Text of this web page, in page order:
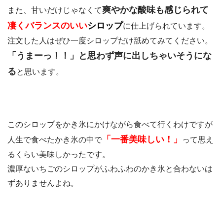
また、甘いだけじゃなくて爽やかな酸味も感じられて
凄くバランスのいいシロップに仕上げられています。
注文した人はぜひ一度シロップだけ舐めてみてください。
「うまーっ！！」と思わず声に出しちゃいそうにな
ると思います。
このシロップをかき氷にかけながら食べて行くわけですが
人生で食べたかき氷の中で 「一番美味しい！」
って思え
るくらい美味しかったです。
濃厚ないちごのシロップがふわふわのかき氷と合わないは
ずありませんよね。